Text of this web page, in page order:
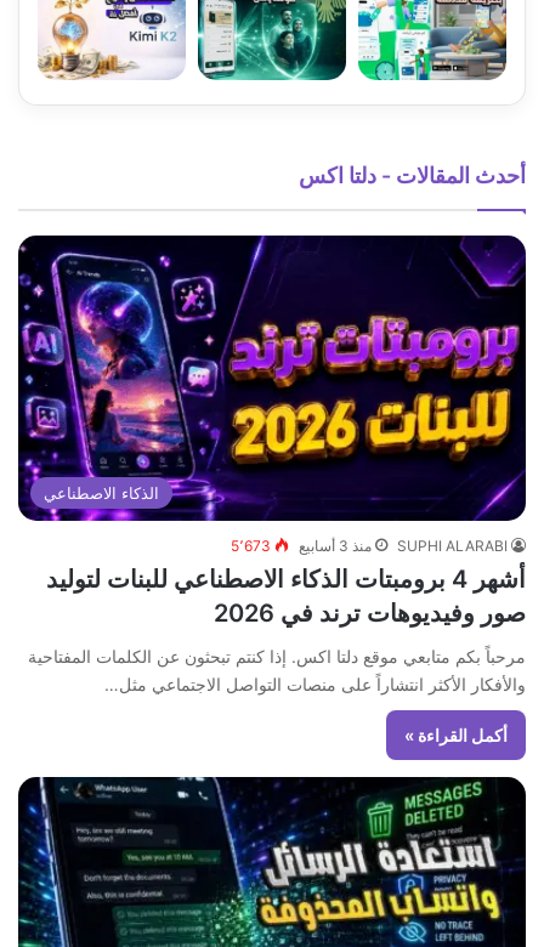
أحدث المقالات - دلتا اكس
الذكاء الاصطناعي
SUPHI ALARABI منذ 3 أسابيع 5٬673
أشهر 4 برومبتات الذكاء الاصطناعي للبنات لتوليد
صور وفيديوهات ترند في 2026
مرحباً بكم متابعي موقع دلتا اكس. إذا كنتم تبحثون عن الكلمات المفتاحية
والأفكار الأكثر انتشاراً على منصات التواصل الاجتماعي مثل…
أكمل القراءة »